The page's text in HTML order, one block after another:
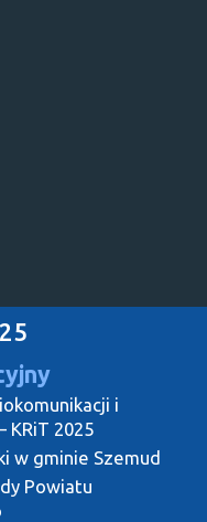
i
KRiT 2025
w gminie Szemud
Powiatu